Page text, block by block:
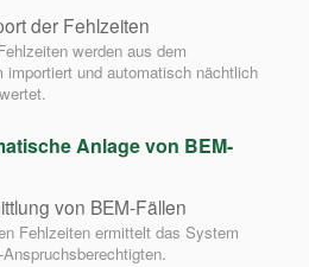
der Fehlzeiten
werden aus dem
und automatisch nächtlich
Anlage von BEM-
von BEM-Fällen
Fehlzeiten ermittelt das System